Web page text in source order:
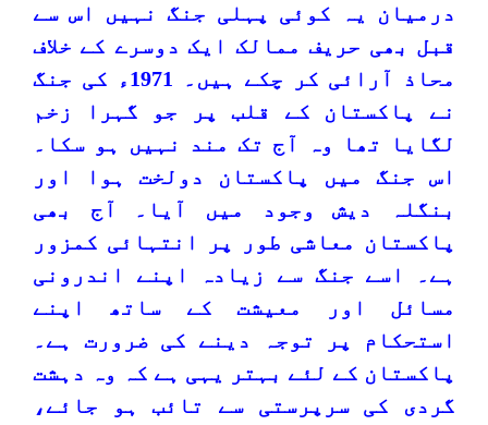
درمیان یہ کوئی پہلی جنگ نہیں اس سے
قبل بھی حریف ممالک ایک دوسرے کے خلاف
محاذ آرائی کر چکے ہیں۔ 1971ء کی جنگ
نے پاکستان کے قلب پر جو گہرا زخم
لگایا تھا وہ آج تک مند نہیں ہو سکا۔
اس جنگ میں پاکستان دولخت ہوا اور
بنگلہ دیش وجود میں آیا۔ آج بھی
پاکستان معاشی طور پر انتہائی کمزور
ہے۔ اسے جنگ سے زیادہ اپنے اندرونی
مسائل اور معیشت کے ساتھ اپنے
استحکام پر توجہ دینے کی ضرورت ہے۔
پاکستان کے لئے بہتر یہی ہے کہ وہ دہشت
گردی کی سرپرستی سے تائب ہو جائے،